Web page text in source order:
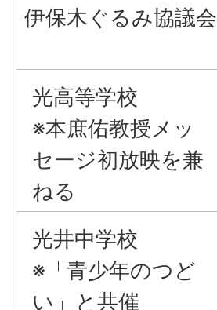
伊保木ぐるみ協議会
光高等学校
※本庶佑教授メッ
セージ初放映を兼
ねる
光井中学校
※「青少年のつど
い」と共催